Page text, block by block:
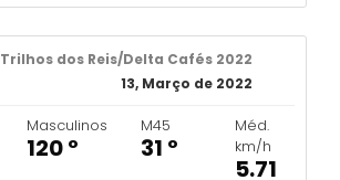
Trilhos dos Reis/Delta Cafés 2022
13, Março de 2022
Masculinos
120 º
M45
31 º
Méd.
km/h
5.71